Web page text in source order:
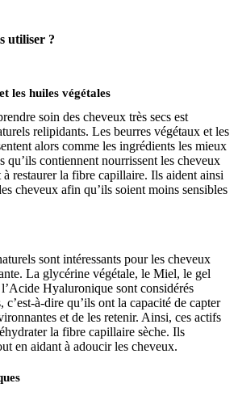
utiliser ?
les huiles végétales
soin des cheveux très secs est
relipidants. Les beurres végétaux et les
alors comme les ingrédients les mieux
qu’ils contiennent nourrissent les cheveux
restaurer la fibre capillaire. Ils aident ainsi
cheveux afin qu’ils soient moins sensibles
sont intéressants pour les cheveux
La glycérine végétale, le Miel, le gel
Hyaluronique sont considérés
c’est-à-dire qu’ils ont la capacité de capter
et de les retenir. Ainsi, ces actifs
la fibre capillaire sèche. Ils
en aidant à adoucir les cheveux.